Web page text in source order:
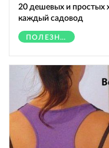
20 дешевых и простых
каждый садовод
ПОЛЕЗНОЕ